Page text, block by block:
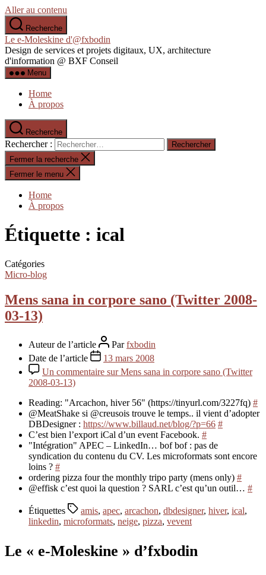
Aller au contenu
Recherche
Le e-Moleskine d'@fxbodin
Design de services et projets digitaux, UX, architecture
d'information @ BXF Conseil
Menu
Home
À propos
Recherche
Rechercher :
Fermer la recherche
Fermer le menu
Home
À propos
Étiquette : ical
Catégories
Micro-blog
Mens sana in corpore sano (Twitter 2008-
03-13)
Auteur de l’article Parfxbodin
Date de l’article
13 mars 2008
Un commentaire sur Mens sana in corpore sano (Twitter
2008-03-13)
Reading: "Arcachon, hiver 56" (https://tinyurl.com/3227fq) #
@MeatShake si @creusois trouve le temps.. il vient d’adopter
DBDesigner : https://www.billaud.net/blog/?p=66 #
C’est bien l’export iCal d’un event Facebook. #
"Intégration" APEC – LinkedIn… bof bof : pas de
syndication du contenu du CV. Les microformats sont encore
loins ? #
ordering pizza four the monthly tripo party (mens only) #
@effisk c’est quoi la question ? SARL c’est qu’un outil… #
Étiquettes amis, apec, arcachon, dbdesigner, hiver, ical,
linkedin, microformats, neige, pizza, vevent
Le « e-Moleskine » d’fxbodin